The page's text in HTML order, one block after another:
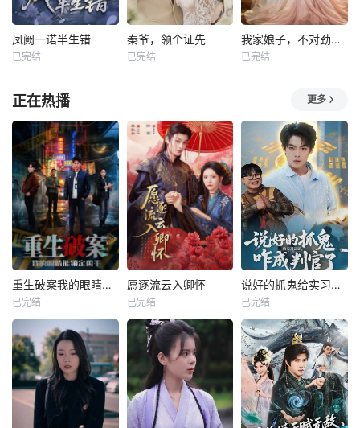
凤阙一诺半生错
已完结
秦爷，领个证先
已完结
我家娘子，不对劲第四季
已完结
正在热播 更多
重生破案我的眼睛能锁定凶手
已完结
愿逐流云入卿怀
已完结
说好的抓鬼给实习证明，咋成判官了
已完结